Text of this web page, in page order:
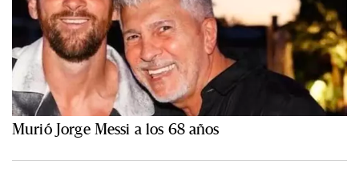
Murió Jorge Messi a los 68 años